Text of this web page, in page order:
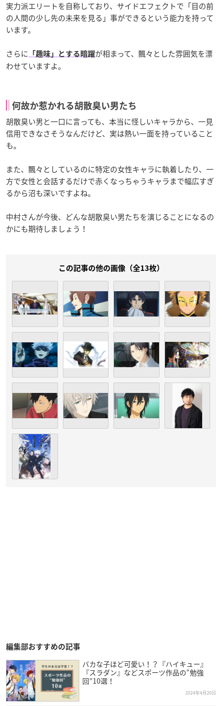
実力派エリートを自称しており、サイドエフェクトで「目の前
の人間の少し先の未来を見る」事ができるという能力を持って
います。
さらに 「趣味」とする暗躍が相まって、飄々とした雰囲気を漂
わせていますよ。
何故か惹かれる胡散臭い男たち
胡散臭い男と一口に言っても、本当に怪しいキャラから、一見
信用できなさそうなんだけど、実は熱い一面を持っていること
も。
また、飄々としているのに特定の女性キャラに執着したり、一
方で女性と会話するだけで赤くなっちゃうキャラまで幅広すぎ
るから沼も深いですよね。
中村さんが今後、どんな胡散臭い男たちを演じることになるの
かにも期待しましょう！
この記事の他の画像（全13枚）
編集部おすすめの記事
バカな子ほど可愛い！？『ハイキュー』
『スラダン』などスポーツ作品の“勉強
回”10選！
2024年4月20日